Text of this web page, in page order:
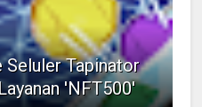
Seluler Tapinator
'NFT500'